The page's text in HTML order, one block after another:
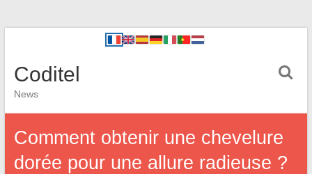
Coditel
News
Comment obtenir une chevelure
dorée pour une allure radieuse ?